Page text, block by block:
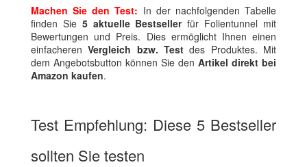
Machen Sie den Test: In der nachfolgenden Tabelle
finden Sie5 aktuelle Bestsellerfür Folientunnel mit
Bewertungen und Preis. Dies ermöglicht Ihnen einen
einfacherenVergleich bzw. Test des Produktes. Mit
dem Angebotsbutton können Sie den Artikel direkt bei
Amazon kaufen.
Test Empfehlung: Diese 5 Bestseller
sollten Sie testen